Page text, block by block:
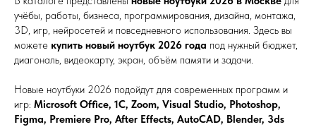
учёбы, работы, бизнеса, программирования, дизайна, монтажа,
3D, игр, нейросетей и повседневного использования. Здесь вы
можете купить новый ноутбук 2026 года под нужный бюджет,
диагональ, видеокарту, экран, объём памяти и задачи.
Новые ноутбуки 2026 подойдут для современных программ и
игр: Microsoft Office, 1С, Zoom, Visual Studio, Photoshop,
Figma, Premiere Pro, After Effects, AutoCAD, Blender, 3ds